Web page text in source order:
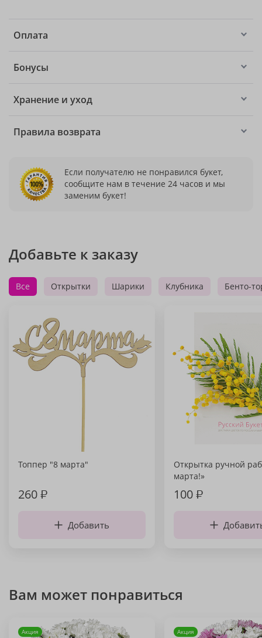
Оплата
Бонусы
Хранение и уход
Правила возврата
Если получателю не понравился букет,
сообщите нам в течение 24 часов и мы
заменим букет!
Добавьте к заказу
Все Открытки Шарики Клубника Бенто-
Топпер "8 марта"
260₽
Добавить
Открытка ручной
марта!»
100₽
Вам может понравиться
Акция Акция